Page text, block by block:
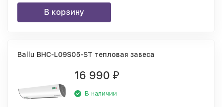
В корзину
Ballu BHC-L09S05-ST тепловая завеса
16 990 ₽
В наличии